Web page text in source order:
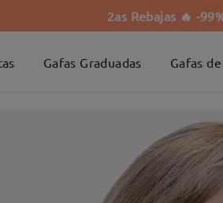
2as Rebajas 🔥 -
Gafas Graduadas Gafas